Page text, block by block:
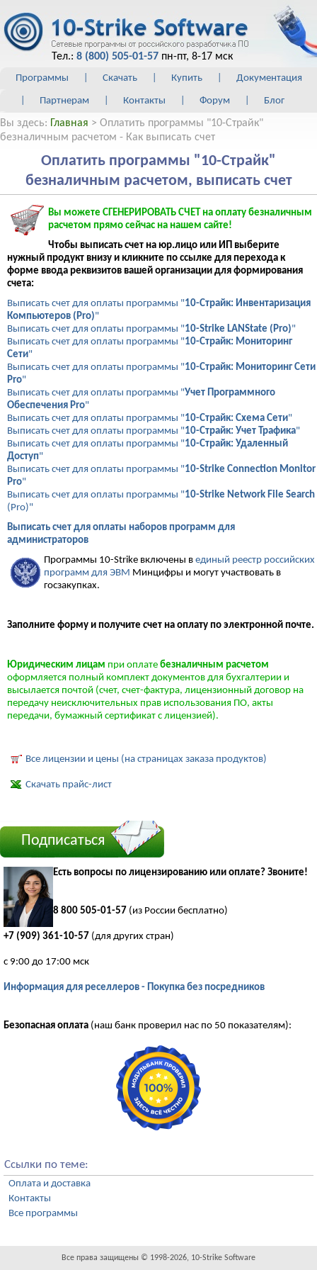
Тел.: 8 (800) 505-01-57 пн-пт, 8-17 мск
Программы Скачать Купить Документация
Партнерам Контакты Форум Блог
Вы здесь: Главная > Оплатить программы "10-Страйк"
безналичным расчетом - Как выписать счет
Оплатить программы "10-Страйк"
безналичным расчетом, выписать счет
Вы можете СГЕНЕРИРОВАТЬ СЧЕТ на оплату безналичным
расчетом прямо сейчас на нашем сайте!
Чтобы выписать счет на юр.лицо или ИП выберите
нужный продукт внизу и кликните по ссылке для перехода к
форме ввода реквизитов вашей организации для формирования
счета:
Выписать счет для оплаты программы "10-Страйк: Инвентаризация
Компьютеров (Pro)"
Выписать счет для оплаты программы "10-Strike LANState (Pro)"
Выписать счет для оплаты программы "10-Страйк: Мониторинг
Сети"
Выписать счет для оплаты программы "10-Страйк: Мониторинг Сети
Pro"
Выписать счет для оплаты программы "Учет Программного
Обеспечения Pro"
Выписать счет для оплаты программы "10-Страйк: Схема Сети"
Выписать счет для оплаты программы "10-Страйк: Учет Трафика"
Выписать счет для оплаты программы "10-Страйк: Удаленный
Доступ"
Выписать счет для оплаты программы "10-Strike Connection Monitor
Pro"
Выписать счет для оплаты программы "10-Strike Network File Search
(Pro)"
Выписать счет для оплаты наборов программ для
администраторов
Программы 10-Strike включены в единый реестр российских
программ для ЭВМ Минцифры и могут участвовать в
госзакупках.
Заполните форму и получите счет на оплату по электронной почте.
Юридическим лицам при оплате безналичным расчетом
оформляется полный комплект документов для бухгалтерии и
высылается почтой (счет, счет-фактура, лицензионный договор на
передачу неисключительных прав использования ПО, акты
передачи, бумажный сертификат с лицензией).
Все лицензии и цены (на страницах заказа продуктов)
Скачать прайс-лист
Подписаться
Есть вопросы по лицензированию или оплате? Звоните!
8 800 505-01-57 (из России бесплатно)
+7 (909) 361-10-57 (для других стран)
с 9:00 до 17:00 мск
Информация для реселлеров - Покупка без посредников
Безопасная оплата (наш банк проверил нас по 50 показателям):
Ссылки по теме:
Оплата и доставка
Контакты
Все программы
Все права защищены © 1998-2026, 10-Strike Software